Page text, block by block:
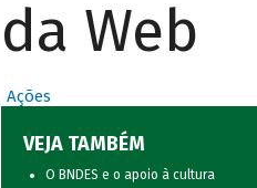
da Web
Ações
VEJA TAMBÉM
O BNDES e o apoio à cultura